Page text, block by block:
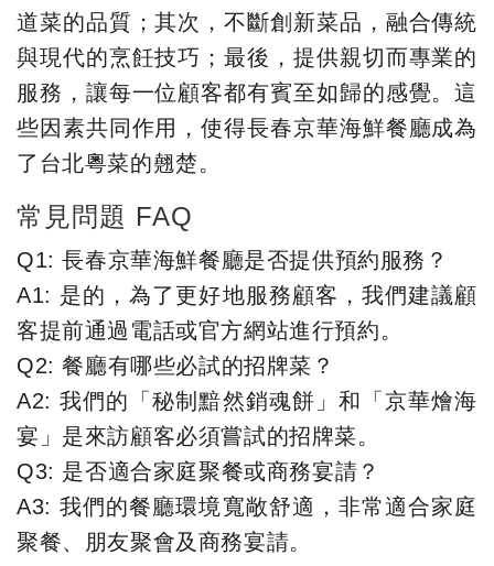
道菜的品質；其次，不斷創新菜品，融合傳統
與現代的烹飪技巧；最後，提供親切而專業的
服務，讓每一位顧客都有賓至如歸的感覺。這
些因素共同作用，使得長春京華海鮮餐廳成為
了台北粵菜的翹楚。
常見問題 FAQ
Q1: 長春京華海鮮餐廳是否提供預約服務？
A1: 是的，為了更好地服務顧客，我們建議顧
客提前通過電話或官方網站進行預約。
Q2: 餐廳有哪些必試的招牌菜？
A2: 我們的「秘制黯然銷魂餅」和「京華燴海
宴」是來訪顧客必須嘗試的招牌菜。
Q3: 是否適合家庭聚餐或商務宴請？
A3: 我們的餐廳環境寬敞舒適，非常適合家庭
聚餐、朋友聚會及商務宴請。